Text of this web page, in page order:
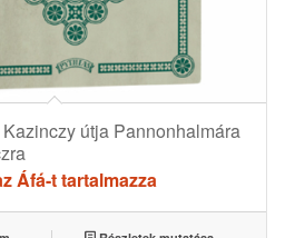
útja Pannonhalmára
Áfá-t tartalmazza